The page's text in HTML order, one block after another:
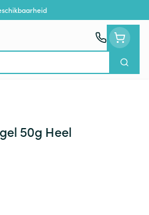
Zoek
50g Heel